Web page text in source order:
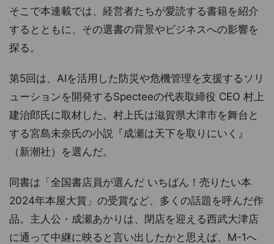
そこで本連載では、経営者たちが愛読する書籍を紹介
するとともに、その選書の背景やビジネスへの影響を
探る。
第5回は、AIを活用した防災や危機管理を支援するソリ
ューションを開発するSpecteeの代表取締役 CEO 村上
建治郎氏に取材した。村上氏は滋賀県大津市を舞台と
する宮島未奈氏の小説『成瀬は天下を取りにいく』
（新潮社）を選んだ。
同書は「全国書店員が選んだ いちばん！売りたい本
2024年本屋大賞」の受賞など、多くの話題を呼んだ作
品。主人公・成瀬あかりは、閉店を迎える西武大津店
に通って中継に映ると言い出したかと思えば、M-1へ